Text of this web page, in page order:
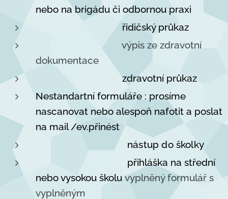
nebo na brigádu či odbornou praxi
řidičský průkaz
výpis ze zdravotní
dokumentace
zdravotní průkaz
Nestandartní formuláře : prosíme
nascanovat nebo alespoň nafotit a poslat
na mail /ev.přinést
nástup do školky
přihláška na střední
nebo vysokou školu vyplněný formulář s
vyplněným